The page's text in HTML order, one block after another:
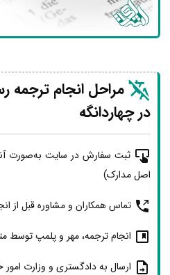
مراحل انجام ترجمه
در چهاردانگه
ثبت سفارش در سایت به‌صورت
اصل مدارک)
تماس همکاران و مشاوره قبل از
انجام ترجمه، مهر و پلمپ توسط
ارسال به دادگستری و وزارت امور